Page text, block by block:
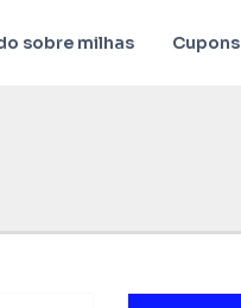
sobre milhas